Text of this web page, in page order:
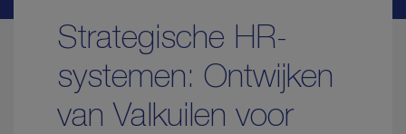
Strategische HR-
systemen: Ontwijken
van Valkuilen voor